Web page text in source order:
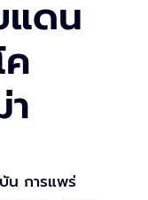
แดน
น การแพร่